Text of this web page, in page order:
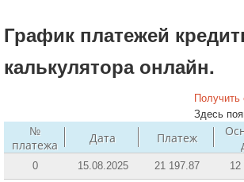
График платежей
калькулятора онлайн.
Здесь
№
платежа
Дата Платеж
0 15.08.2025 21 197.87 12